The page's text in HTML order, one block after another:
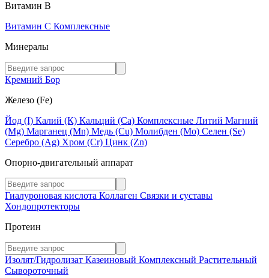
Витамин В
Витамин C Комплексные
Минералы
Кремний Бор
Железо (Fe)
Йод (I) Калий (К) Кальций (Са) Комплексные Литий Магний
(Mg) Марганец (Mn) Медь (Сu) Молибден (Мо) Селен (Se)
Серебро (Ag) Хром (Cr) Цинк (Zn)
Опорно-двигательный аппарат
Гиалуроновая кислота Коллаген Связки и суставы
Хондопротекторы
Протеин
Изолят/Гидролизат Казеиновый Комплексный Растительный
Сывороточный